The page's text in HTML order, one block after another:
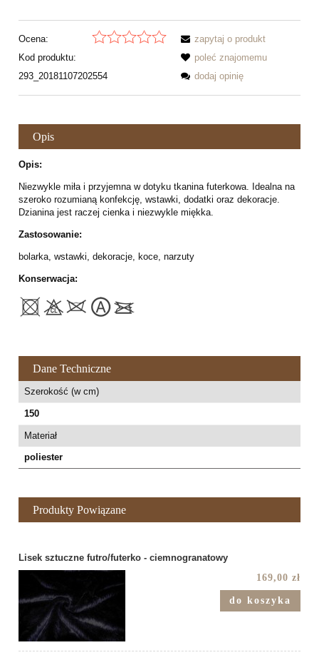
Ocena:
Kod produktu:
293_20181107202554
zapytaj o produkt
poleć znajomemu
dodaj opinię
Opis
Opis:
Niezwykle miła i przyjemna w dotyku tkanina futerkowa. Idealna na
szeroko rozumianą konfekcję, wstawki, dodatki oraz dekoracje.
Dzianina jest raczej cienka i niezwykle miękka.
Zastosowanie:
bolarka, wstawki, dekoracje, koce, narzuty
Konserwacja:
Dane Techniczne
Szerokość (w cm)
150
Materiał
poliester
Produkty Powiązane
Lisek sztuczne futro/futerko - ciemnogranatowy
169,00 zł
do koszyka